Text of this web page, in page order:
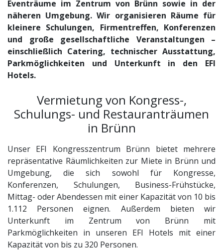
Eventräume im Zentrum von Brünn sowie in der
näheren Umgebung. Wir organisieren Räume für
kleinere Schulungen, Firmentreffen, Konferenzen
und große gesellschaftliche Veranstaltungen –
einschließlich Catering, technischer Ausstattung,
Parkmöglichkeiten und Unterkunft in den EFI
Hotels.
Vermietung von Kongress-,
Schulungs- und Restauranträumen
in Brünn
Unser EFI Kongresszentrum Brünn bietet mehrere
repräsentative Räumlichkeiten zur Miete in Brünn und
Umgebung, die sich sowohl für Kongresse,
Konferenzen, Schulungen, Business-Frühstücke,
Mittag- oder Abendessen mit einer Kapazität von 10 bis
1.112 Personen eignen. Außerdem bieten wir
Unterkunft im Zentrum von Brünn mit
Parkmöglichkeiten in unseren EFI Hotels mit einer
Kapazität von bis zu 320 Personen.